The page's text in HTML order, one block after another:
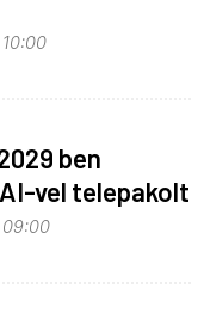
ben
vel telepakolt